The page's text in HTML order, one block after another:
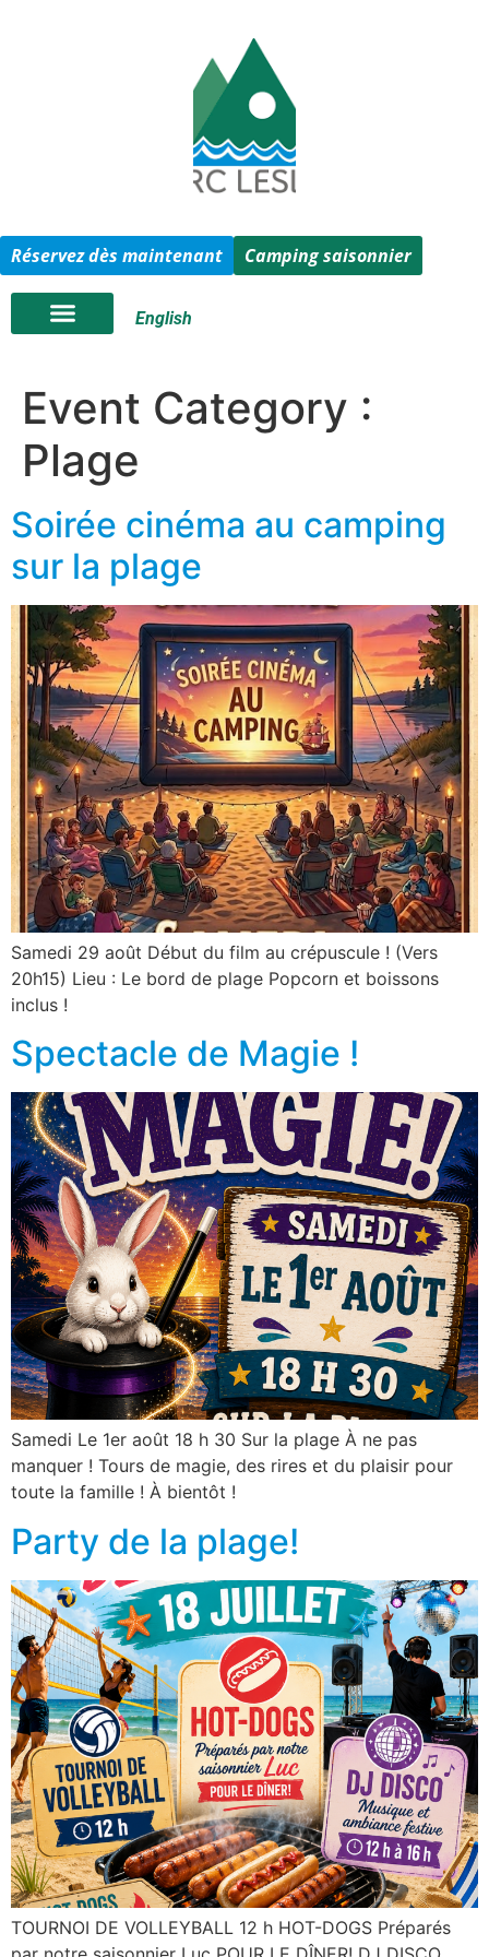
Réservez dès maintenant Camping saisonnier
English
Event Category :
Plage
Soirée cinéma au camping
sur la plage
Samedi 29 août Début du film au crépuscule ! (Vers
20h15) Lieu : Le bord de plage Popcorn et boissons
inclus !
Spectacle de Magie !
Samedi Le 1er août 18 h 30 Sur la plage À ne pas
manquer ! Tours de magie, des rires et du plaisir pour
toute la famille ! À bientôt !
Party de la plage!
TOURNOI DE VOLLEYBALL 12 h HOT-DOGS Préparés